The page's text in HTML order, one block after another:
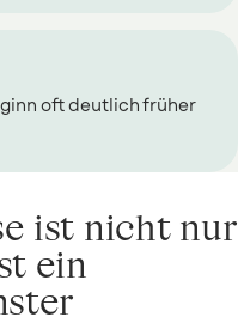
oft deutlich früher
ist nicht nur
ein